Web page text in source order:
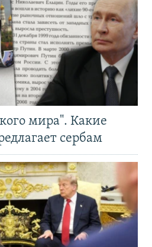
мира". Какие
сербам